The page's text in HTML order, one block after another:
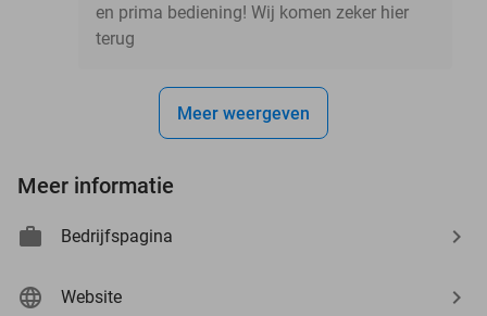
en prima bediening! Wij komen zeker hier
terug
Meer weergeven
Meer informatie
Bedrijfspagina
Website